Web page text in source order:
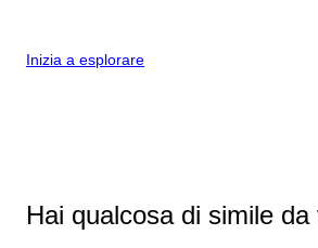
Inizia a esplorare
Hai qualcosa di simile da